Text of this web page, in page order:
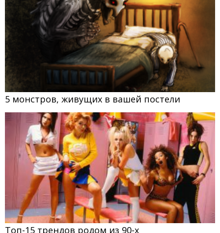
5 монстров, живущих в вашей постели
Топ-15 трендов родом из 90-х